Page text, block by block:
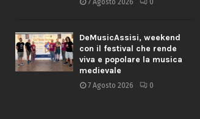
7 Agosto 2026 0
DeMusicAssisi, weekend
con il festival che rende
viva e popolare la musica
medievale
7 Agosto 2026 0